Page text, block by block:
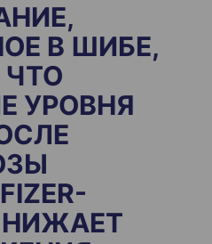
В ШИБЕ,
УРОВНЯ